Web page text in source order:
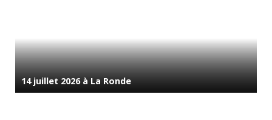
14 juillet 2026 à La Ronde